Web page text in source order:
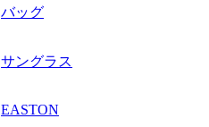
バッグ
サングラス
EASTON